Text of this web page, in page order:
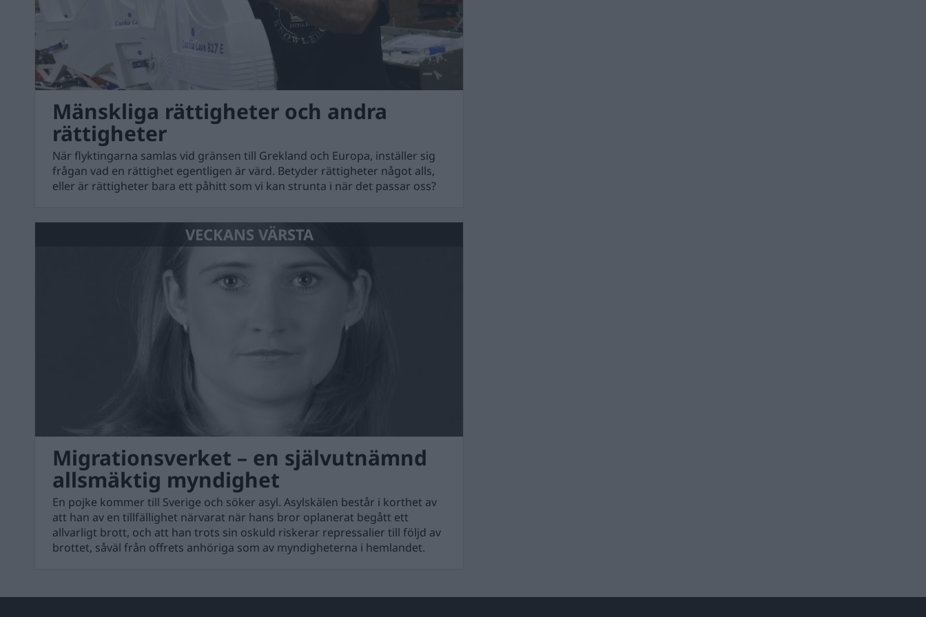
Mänskliga rättigheter och andra
rättigheter
När flyktingarna samlas vid gränsen till Grekland och Europa, inställer sig
frågan vad en rättighet egentligen är värd. Betyder rättigheter något alls,
eller är rättigheter bara ett påhitt som vi kan strunta i när det passar oss?
VECKANS VÄRSTA
Migrationsverket – en självutnämnd
allsmäktig myndighet
En pojke kommer till Sverige och söker asyl. Asylskälen består i korthet av
att han av en tillfällighet närvarat när hans bror oplanerat begått ett
allvarligt brott, och att han trots sin oskuld riskerar repressalier till följd av
brottet, såväl från offrets anhöriga som av myndigheterna i hemlandet.